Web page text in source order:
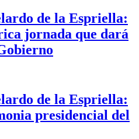
de la Espriella:
jornada que dará
de la Espriella:
presidencial del